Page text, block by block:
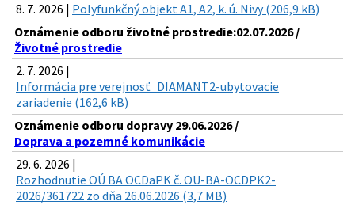
8. 7. 2026 | Polyfunkčný objekt A1, A2, k. ú. Nivy (206,9 kB)
Oznámenie odboru životné prostredie:02.07.2026 /
Životné prostredie
2. 7. 2026 |
Informácia pre verejnosť_DIAMANT2-ubytovacie
zariadenie (162,6 kB)
Oznámenie odboru dopravy 29.06.2026 /
Doprava a pozemné komunikácie
29. 6. 2026 |
Rozhodnutie OÚ BA OCDaPK č. OU-BA-OCDPK2-
2026/361722 zo dňa 26.06.2026 (3,7 MB)